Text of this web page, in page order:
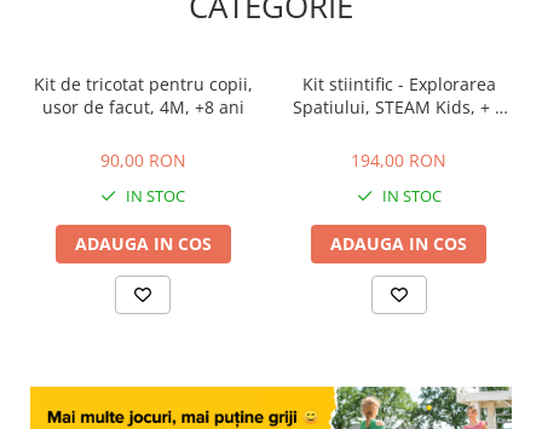
Kit de tricotat pentru copii,
usor de facut, 4M, +8 ani
90,00 RON
IN STOC
ADAUGA IN COS
Kit stiintific - Explorarea
Spatiului, STEAM Kids, + 5
194,00 RON
IN STOC
ADAUGA IN COS